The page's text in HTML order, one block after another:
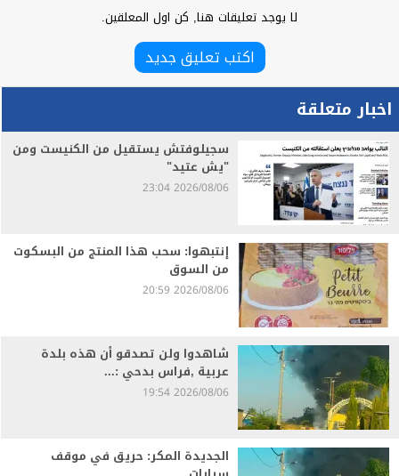
لا يوجد تعليقات هنا, كن اول المعلقين.
اكتب تعليق جديد
اخبار متعلقة
سجيلوفتش يستقيل من الكنيست ومن
"يش عتيد"
2026/08/06 23:04
إنتبهوا: سحب هذا المنتج من البسكوت
من السوق
2026/08/06 20:59
شاهدوا ولن تصدقو أن هذه بلدة
عربية ,فراس بدحي :...
2026/08/06 19:54
الجديدة المكر: حريق في موقف